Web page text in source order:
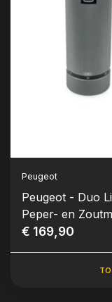
Peugeot
Peugeot - Duo
Peper- en
15 cm)
€ 169,90